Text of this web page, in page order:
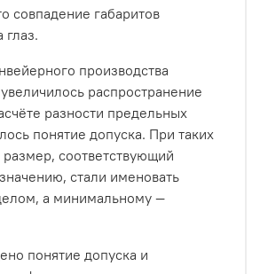
совпадение габаритов
глаз.
производства
распространение
разности предельных
понятие допуска. При таких
размер, соответствующий
стали именовать
а минимальному —
понятие допуска и